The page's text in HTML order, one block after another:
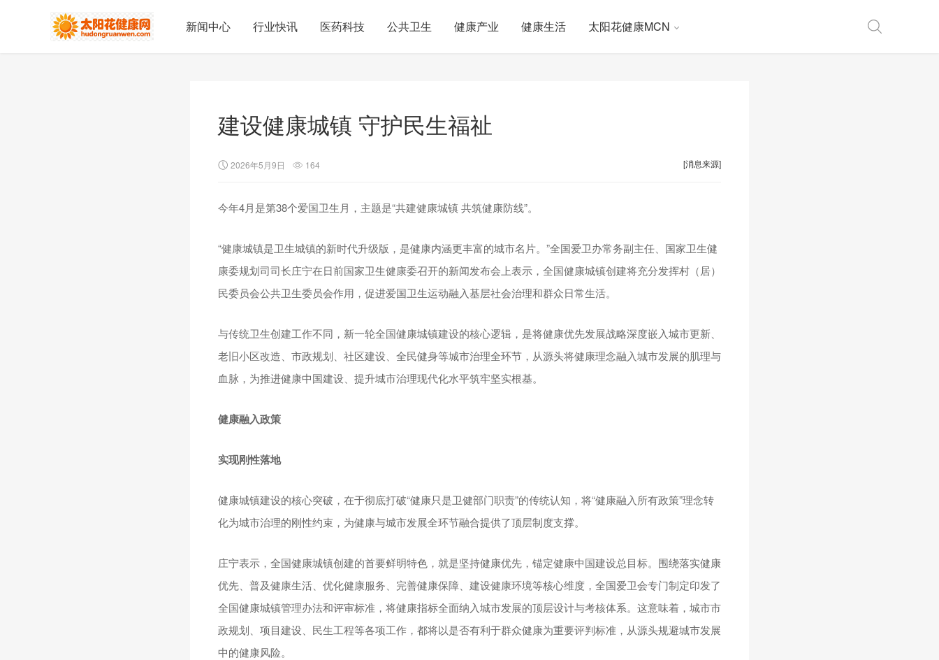
新闻中心 行业快讯 医药科技 公共卫生 健康产业 健康生活 太阳花健康MCN
建设健康城镇 守护民生福祉
2026年5月9日 164 [消息来源]
今年4月是第38个爱国卫生月，主题是“共建健康城镇 共筑健康防线”。
“健康城镇是卫生城镇的新时代升级版，是健康内涵更丰富的城市名片。”全国爱卫办常务副主任、国家卫生健
康委规划司司长庄宁在日前国家卫生健康委召开的新闻发布会上表示，全国健康城镇创建将充分发挥村（居）
民委员会公共卫生委员会作用，促进爱国卫生运动融入基层社会治理和群众日常生活。
与传统卫生创建工作不同，新一轮全国健康城镇建设的核心逻辑，是将健康优先发展战略深度嵌入城市更新、
老旧小区改造、市政规划、社区建设、全民健身等城市治理全环节，从源头将健康理念融入城市发展的肌理与
血脉，为推进健康中国建设、提升城市治理现代化水平筑牢坚实根基。
健康融入政策
实现刚性落地
健康城镇建设的核心突破，在于彻底打破“健康只是卫健部门职责”的传统认知，将“健康融入所有政策”理念转
化为城市治理的刚性约束，为健康与城市发展全环节融合提供了顶层制度支撑。
庄宁表示，全国健康城镇创建的首要鲜明特色，就是坚持健康优先，锚定健康中国建设总目标。围绕落实健康
优先、普及健康生活、优化健康服务、完善健康保障、建设健康环境等核心维度，全国爱卫会专门制定印发了
全国健康城镇管理办法和评审标准，将健康指标全面纳入城市发展的顶层设计与考核体系。这意味着，城市市
政规划、项目建设、民生工程等各项工作，都将以是否有利于群众健康为重要评判标准，从源头规避城市发展
中的健康风险。